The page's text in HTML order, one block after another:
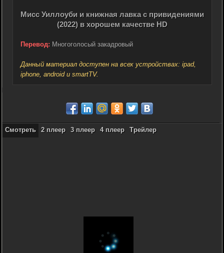
Мисс Уиллоуби и книжная лавка с привидениями
(2022) в хорошем качестве HD
Перевод: Многоголосый закадровый
Данный материал доступен на всех устройствах: ipad,
iphone, android и smartTV.
Смотреть 2 плеер 3 плеер 4 плеер Трейлер